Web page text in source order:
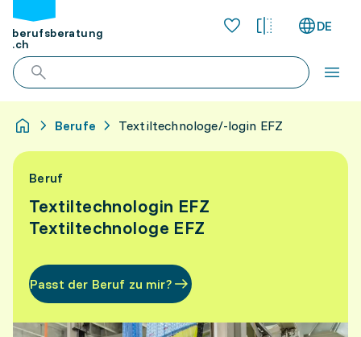
berufsberatung
.ch
DE
Berufe Textiltechnologe/-login EFZ
Beruf
Textiltechnologin EFZ
Textiltechnologe EFZ
Passt der Beruf zu mir?